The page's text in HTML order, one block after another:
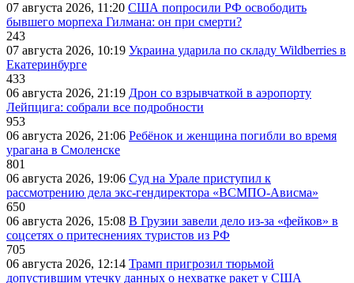
07 августа 2026, 11:20 США попросили РФ освободить
бывшего морпеха Гилмана: он при смерти?
243
07 августа 2026, 10:19 Украина ударила по складу Wildberries в
Екатеринбурге
433
06 августа 2026, 21:19 Дрон со взрывчаткой в аэропорту
Лейпцига: собрали все подробности
953
06 августа 2026, 21:06 Ребёнок и женщина погибли во время
урагана в Смоленске
801
06 августа 2026, 19:06 Суд на Урале приступил к
рассмотрению дела экс-гендиректора «ВСМПО-Ависма»
650
06 августа 2026, 15:08 В Грузии завели дело из-за «фейков» в
соцсетях о притеснениях туристов из РФ
705
06 августа 2026, 12:14 Трамп пригрозил тюрьмой
допустившим утечку данных о нехватке ракет у США